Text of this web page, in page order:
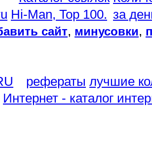
сайт, минусовки,
рефераты лучшие
Интернет - каталог